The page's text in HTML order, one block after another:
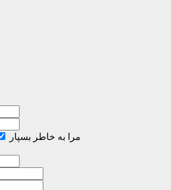
مرا به خاطر بسپار